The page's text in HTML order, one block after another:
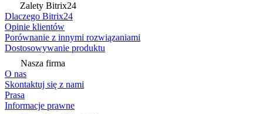
Zalety Bitrix24
Dlaczego Bitrix24
Opinie klientów
Porównanie z innymi rozwiązaniami
Dostosowywanie produktu
Nasza firma
O nas
Skontaktuj się z nami
Prasa
Informacje prawne